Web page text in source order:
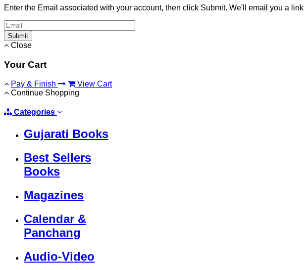
Enter the Email associated with your account, then click Submit. We'll email you a
Submit
Close
Your Cart
Pay & Finish
View Cart
Continue Shopping
Categories
Gujarati Books
Best Sellers
Books
Magazines
Calendar &
Panchang
Audio-Video